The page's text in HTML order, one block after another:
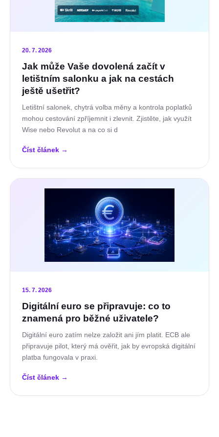
20. 7. 2026
Jak může Vaše dovolená začít v
letištním salonku a jak na cestách
ještě ušetřit?
Letištní salonek, chytrá volba měny a kontrola poplatků
mohou cestování zpříjemnit i zlevnit. Zjistěte, jak využít
Wise nebo Revolut a na co si d
Číst článek →
15. 7. 2026
Digitální euro se připravuje: co to
znamená pro běžné uživatele?
Digitální euro zatím nelze založit ani jím platit. ECB ale
připravuje pilot, který má ověřit, jak by evropská digitální
platba fungovala v praxi.
Číst článek →